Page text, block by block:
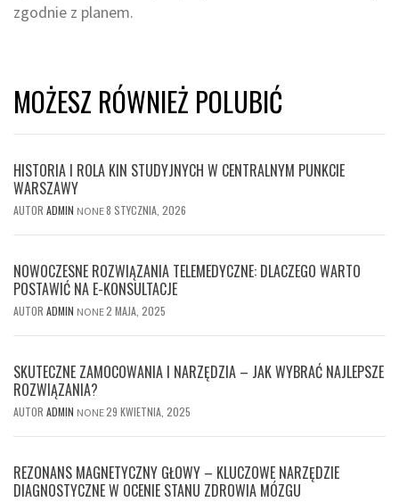
zgodnie z planem.
MOŻESZ RÓWNIEŻ POLUBIĆ
HISTORIA I ROLA KIN STUDYJNYCH W CENTRALNYM PUNKCIE
WARSZAWY
AUTOR ADMIN NONE8 STYCZNIA, 2026
NOWOCZESNE ROZWIĄZANIA TELEMEDYCZNE: DLACZEGO WARTO
POSTAWIĆ NA E-KONSULTACJE
AUTOR ADMIN NONE2 MAJA, 2025
SKUTECZNE ZAMOCOWANIA I NARZĘDZIA – JAK WYBRAĆ NAJLEPSZE
ROZWIĄZANIA?
AUTOR ADMIN NONE29 KWIETNIA, 2025
REZONANS MAGNETYCZNY GŁOWY – KLUCZOWE NARZĘDZIE
DIAGNOSTYCZNE W OCENIE STANU ZDROWIA MÓZGU